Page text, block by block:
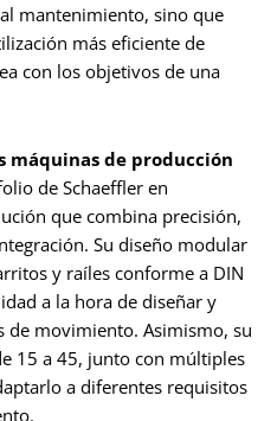
mantenimiento, sino que
más eficiente de
con los objetivos de una
máquinas de producción
de Schaeffler en
que combina precisión,
Su diseño modular
y raíles conforme a DIN
a la hora de diseñar y
de movimiento. Asimismo, su
15 a 45, junto con múltiples
a diferentes requisitos